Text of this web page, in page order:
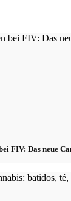
FIV: Das neue